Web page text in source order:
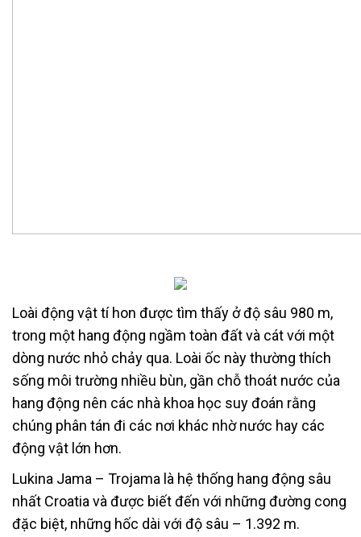
Loài động vật tí hon được tìm thấy ở độ sâu 980 m,
trong một hang động ngầm toàn đất và cát với một
dòng nước nhỏ chảy qua. Loài ốc này thường thích
sống môi trường nhiều bùn, gần chỗ thoát nước của
hang động nên các nhà khoa học suy đoán rằng
chúng phân tán đi các nơi khác nhờ nước hay các
động vật lớn hơn.
Lukina Jama – Trojama là hệ thống hang động sâu
nhất Croatia và được biết đến với những đường cong
đặc biệt, những hốc dài với độ sâu – 1.392 m.